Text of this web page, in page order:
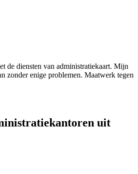
de diensten van administratiekaart. Mijn
zonder enige problemen. Maatwerk tegen
uit